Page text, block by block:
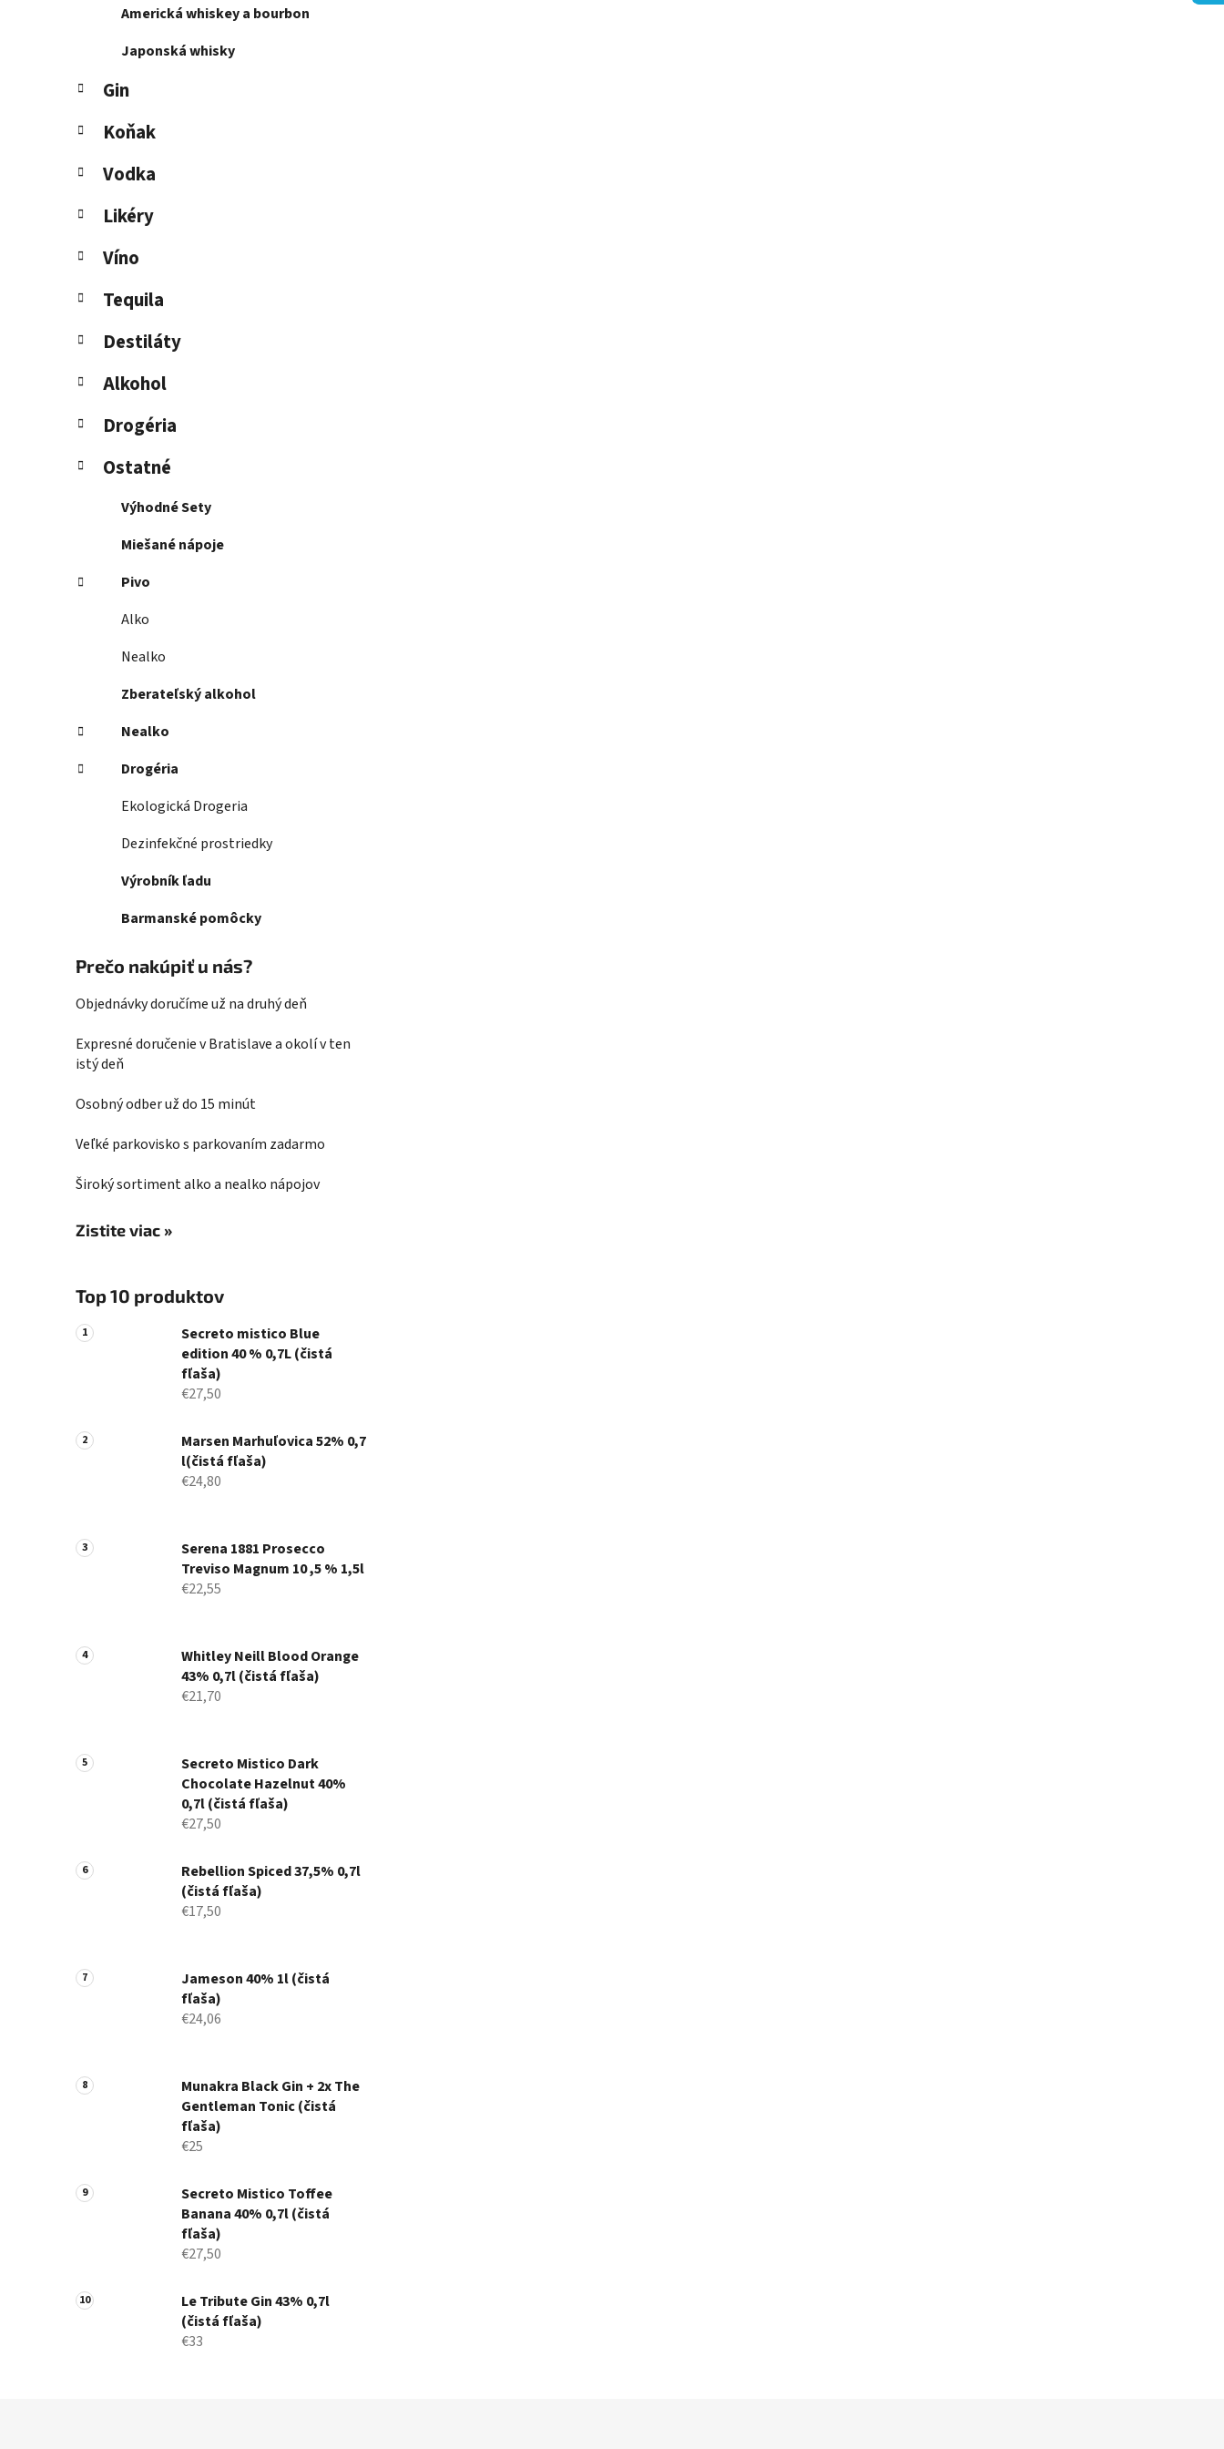
Americká whiskey a bourbon
Japonská whisky
Gin
Koňak
Vodka
Likéry
Víno
Tequila
Destiláty
Alkohol
Drogéria
Ostatné
Výhodné Sety
Miešané nápoje
Pivo
Alko
Nealko
Zberateľský alkohol
Nealko
Drogéria
Ekologická Drogeria
Dezinfekčné prostriedky
Výrobník ľadu
Barmanské pomôcky
Prečo nakúpiť u nás?
Objednávky doručíme už na druhý deň
Expresné doručenie v Bratislave a okolí v ten
istý deň
Osobný odber už do 15 minút
Veľké parkovisko s parkovaním zadarmo
Široký sortiment alko a nealko nápojov
Zistite viac »
Top 10 produktov
Secreto mistico Blue
edition 40 % 0,7L (čistá
fľaša)
€27,50
Marsen Marhuľovica 52% 0,7
l(čistá fľaša)
€24,80
Serena 1881 Prosecco
Treviso Magnum 10 ,5 % 1,5l
€22,55
Whitley Neill Blood Orange
43% 0,7l (čistá fľaša)
€21,70
Secreto Mistico Dark
Chocolate Hazelnut 40%
0,7l (čistá fľaša)
€27,50
Rebellion Spiced 37,5% 0,7l
(čistá fľaša)
€17,50
Jameson 40% 1l (čistá
fľaša)
€24,06
Munakra Black Gin + 2x The
Gentleman Tonic (čistá
fľaša)
€25
Secreto Mistico Toffee
Banana 40% 0,7l (čistá
fľaša)
€27,50
Le Tribute Gin 43% 0,7l
(čistá fľaša)
€33